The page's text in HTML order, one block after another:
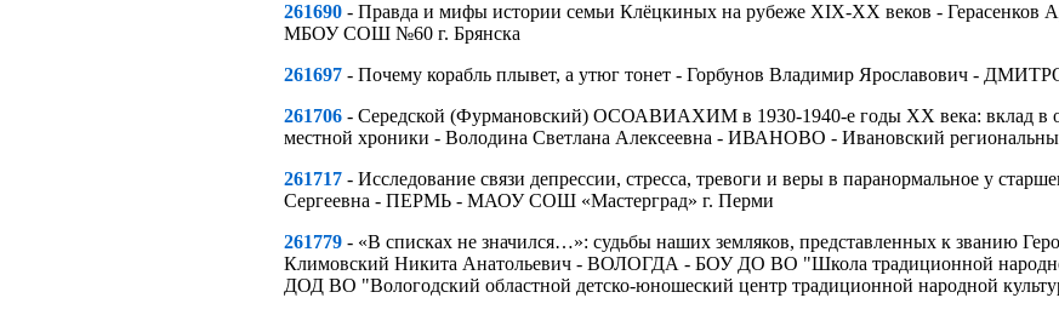
261690 - Правда и мифы истории семьи Клёцкиных на рубеже XIX-XX веков -
МБОУ СОШ №60 г. Брянска
261697 - Почему корабль плывет, а утюг тонет - Горбунов Владимир Ярославович -
261706 - Середской (Фурмановский) ОСОАВИАХИМ в 1930-1940-е годы XX века: вклад в
местной хроники - Володина Светлана Алексеевна - ИВАНОВО - Ивановский
261717 - Исследование связи депрессии, стресса, тревоги и веры в паранормальное у
Сергеевна - ПЕРМЬ - МАОУ СОШ «Мастерград» г. Перми
261779 - «В списках не значился…»: судьбы наших земляков, представленных к званию
Климовский Никита Анатольевич - ВОЛОГДА - БОУ ДО ВО "Школа традиционной
ДОД ВО "Вологодский областной детско-юношеский центр традиционной народной